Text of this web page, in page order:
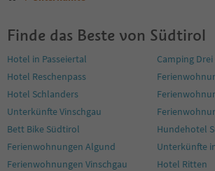
Finde das Beste von Südtirol
Hotel in Passeiertal
Camping
Hotel Reschenpass
Hotel Schlanders
Unterkünfte Vinschgau
Bett Bike Südtirol
Hundehotel
Ferienwohnungen Algund
Unterkünfte
Ferienwohnungen Vinschgau
Hotel Ritten